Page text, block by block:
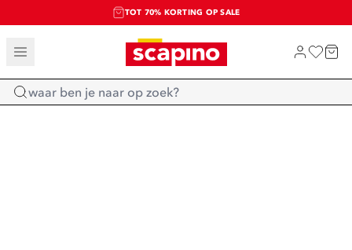
TOT 70% KORTING OP SALE
SALE: LAATSTE KANS!
SHOP NIEUW
Home